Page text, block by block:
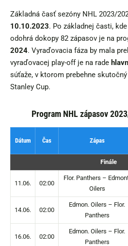
Základná časť sezóny NHL 2023/
10.10.2023. Po základnej časti,
odohrá dokopy 82 zápasov je na
2024. Vyraďovacia fáza by mala
vyraďovacej play-off je na rade
súťaže, v ktorom prebehne
Stanley Cup.
Program NHL zápasov
Dátum Čas Zápas
Finále
11.06. 02:00
Flor. Panthers –
Oilers
14.06. 02:00
Edmon. Oilers – Flor.
Panthers
16.06. 02:00
Edmon. Oilers – Flor.
Panthers